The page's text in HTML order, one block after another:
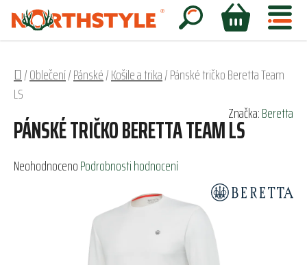
Přejít
obsah
Hledat
NÁKUPNÍ
Domů
/Oblečení/Pánské/Košile a trika/Pánské tričko Beretta Team
LS
PÁNSKÉ TRIČKO BERETTA TEAM LS
Průměrné
NeohodnocenoPodrobnosti hodnocení
Značka:Beretta